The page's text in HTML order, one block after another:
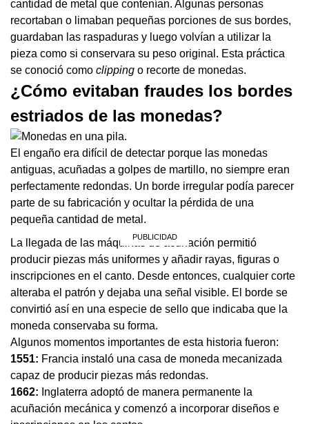
cantidad de metal que contenían. Algunas personas
recortaban o limaban pequeñas porciones de sus bordes,
guardaban las raspaduras y luego volvían a utilizar la
pieza como si conservara su peso original. Esta práctica
se conoció como clipping o recorte de monedas.
¿Cómo evitaban fraudes los bordes
estriados de las monedas?
El engaño era difícil de detectar porque las monedas
antiguas, acuñadas a golpes de martillo, no siempre eran
perfectamente redondas. Un borde irregular podía parecer
parte de su fabricación y ocultar la pérdida de una
pequeña cantidad de metal.
La llegada de las máquinas de acuñación permitió
producir piezas más uniformes y añadir rayas, figuras o
inscripciones en el canto. Desde entonces, cualquier corte
alteraba el patrón y dejaba una señal visible. El borde se
convirtió así en una especie de sello que indicaba que la
moneda conservaba su forma.
Algunos momentos importantes de esta historia fueron:
1551: Francia instaló una casa de moneda mecanizada
capaz de producir piezas más redondas.
1662: Inglaterra adoptó de manera permanente la
acuñación mecánica y comenzó a incorporar diseños e